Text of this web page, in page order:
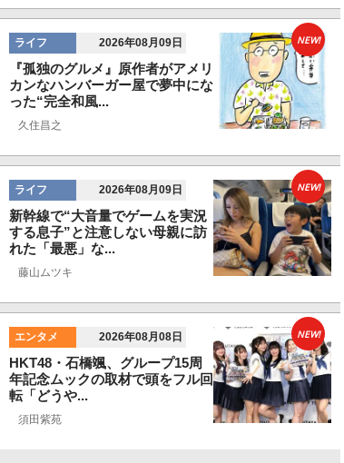
ライフ 2026年08月09日
『孤独のグルメ』原作者がアメリ
カンなハンバーガー屋で夢中にな
った“完全和風...
久住昌之
NEW!
ライフ 2026年08月09日
新幹線で“大音量でゲームを実況
する息子”と注意しない母親に訪
れた「最悪」な...
藤山ムツキ
NEW!
エンタメ 2026年08月08日
HKT48・石橋颯、グループ15周
年記念ムックの取材で頭をフル回
転「どうや...
須田紫苑
NEW!